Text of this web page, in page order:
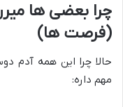
چرا بعضی ها
(فرصت ها)
حالا چرا این همه آدم
مهم داره: